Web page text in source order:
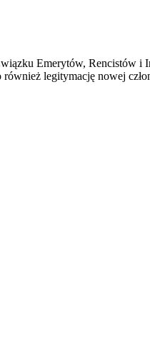
Emerytów, Rencistów i
legitymację nowej